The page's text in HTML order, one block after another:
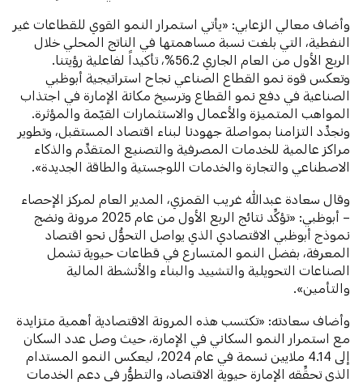
وأضاف معالي الزعابي: «يأتي استمرار النمو القوي للقطاعات غير
النفطية، التي بلغت نسبة مساهمتها في الناتج المحلي خلال
الربع الأول من العام الجاري 56.2%، تأكيداً لفاعلية رؤيتنا.
وتعكس قوة نمو القطاع الصناعي نجاح استراتيجية أبوظبي
الصناعية في دفع نمو القطاع وترسيخ مكانة الإمارة في اجتذاب
المواهب المتميزة والأعمال والاستثمارات القيّمة والمؤثرة.
ونجدِّد التزامنا بمواصلة جهودنا لبناء اقتصاد المستقبل، وتطوير
مراكز عالمية للخدمات المصرفية والتصنيع المتقدِّم والذكاء
الاصطناعي والتجارة والخدمات اللوجستية والطاقة الجديدة».
وقال سعادة عبدالله غريب القمزي، المدير العام لمركز الإحصاء
– أبوظبي: «تؤكِّد نتائج الربع الأول من عام 2025 مرونة ونضج
نموذج أبوظبي الاقتصادي الذي يواصل التحوُّل نحو اقتصاد
المعرفة، بفضل النمو المتسارع في قطاعات حيوية تشمل
الصناعات التحويلية والتشييد والبناء والأنشطة المالية
والتأمين».
وأضاف سعادته: «تكتسب هذه المرونة الاقتصادية أهمية متزايدة
مع استمرار النمو السكاني في الإمارة، حيث وصل عدد السكان
إلى 4.14 ملايين نسمة في عام 2024، ليعكس النمو المستدام
الذي تحقِّقه الإمارة حيوية الاقتصاد، والتطوُّر في دعم الخدمات